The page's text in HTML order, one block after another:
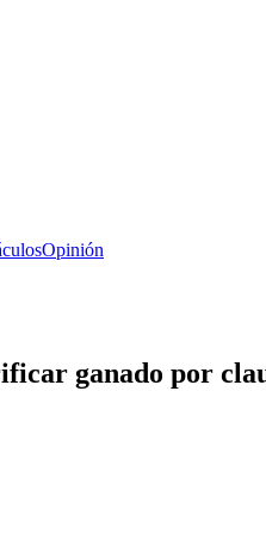
Opinión
ganado por